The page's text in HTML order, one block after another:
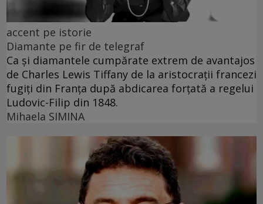
accent pe istorie
Diamante pe fir de telegraf
Ca și diamantele cumpărate extrem de avantajos
de Charles Lewis Tiffany de la aristocrații francezi
fugiți din Franța după abdicarea forțată a regelui
Ludovic-Filip din 1848.
Mihaela SIMINA